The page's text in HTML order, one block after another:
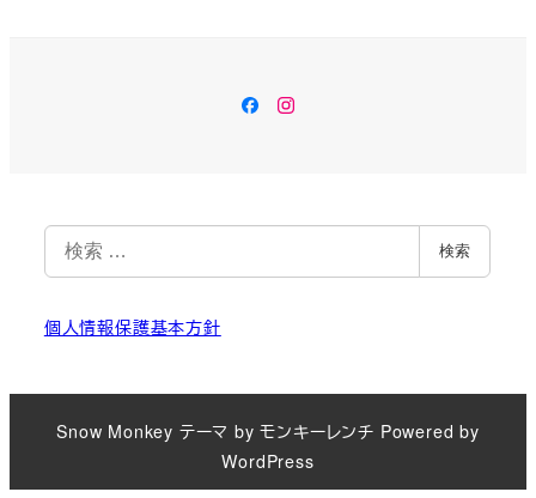
Facebook
Instagram
検
索
検索
個人情報保護基本方針
Snow Monkey テーマ byモンキーレンチ Powered by
WordPress